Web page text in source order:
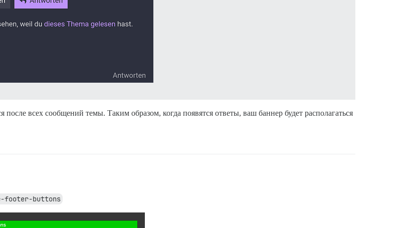
всех сообщений темы. Таким образом, когда появятся ответы, ваш баннер будет располагаться
footer-buttons